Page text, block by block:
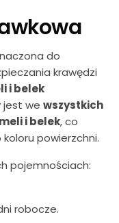
do
krawędzi
i belek
jest we wszystkich
i belek, co
powierzchni.
pojemnościach:
robocze.